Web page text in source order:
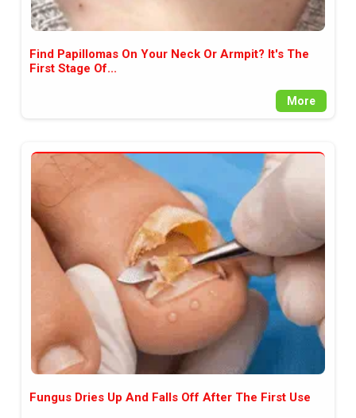
Find Papillomas On Your Neck Or Armpit? It's The
First Stage Of...
More
Fungus Dries Up And Falls Off After The First Use